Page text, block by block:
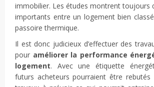
immobilier. Les études montrent toujours
importants entre un logement bien
passoire thermique.
Il est donc judicieux d’effectuer des
pour améliorer la performance
logement. Avec une étiquette
futurs acheteurs pourraient être rebutés